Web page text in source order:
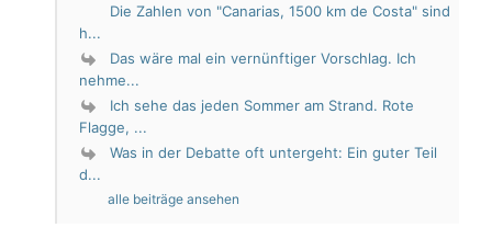
Die Zahlen von "Canarias, 1500 km de Costa" sind
h...
Das wäre mal ein vernünftiger Vorschlag. Ich
nehme...
Ich sehe das jeden Sommer am Strand. Rote
Flagge, ...
Was in der Debatte oft untergeht: Ein guter Teil
d...
alle beiträge ansehen